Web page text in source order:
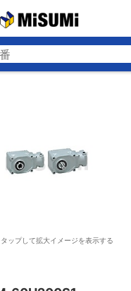
ップして拡大イメージを表示する